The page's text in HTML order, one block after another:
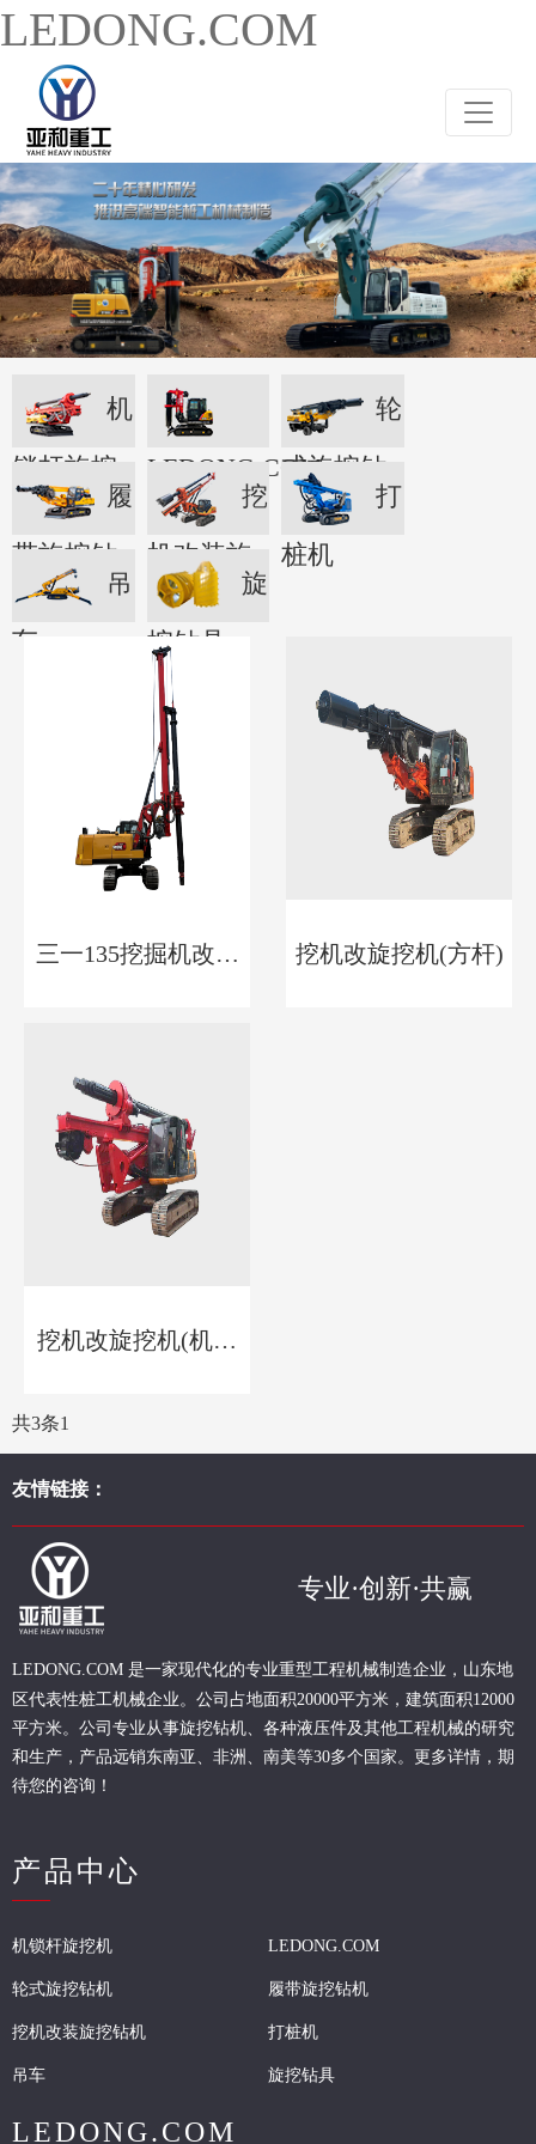
LEDONG.COM
机
锁杆旋挖
机
LEDONG.COM
轮
式旋挖钻
机
履
带旋挖钻
机
挖
机改装旋
挖钻机
打
桩机
吊
车
旋
挖钻具
三一135挖掘机改装
挖机改旋挖机(方杆)
挖机改旋挖机(机锁
共3条1
友情链接：
专业·创新·共赢
LEDONG.COM 是一家现代化的专业重型工程机械制造企业，山东地
区代表性桩工机械企业。 公司占地面积20000平方米，建筑面积12000
平方米。公司专业从事旋挖钻机、各种液压件及其他工程机械的研究
和生产，产品远销东南亚、非洲、南美等30多个国家。更多详情，期
待您的咨询！
产品中心
机锁杆旋挖机 LEDONG.COM
轮式旋挖钻机 履带旋挖钻机
挖机改装旋挖钻机 打桩机
吊车 旋挖钻具
LEDONG.COM